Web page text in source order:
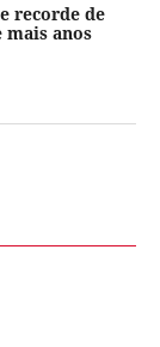
recorde de
mais anos